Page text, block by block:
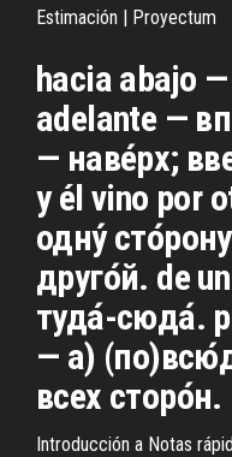
Estimación | Proyectum
hacia abajo
adelante —
— наве́рх;
y él vino por
одну́
друго́й. de
туда́-сюда́.
— а)
всех сторо́н.
Introducción a Notas